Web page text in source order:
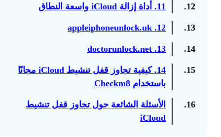
12. 11. أداة إزالة iCloud واسعة النطاق
13.
12. appleiphoneunlock.uk
14.
13. doctorunlock.net
15.
14. كيفية تجاوز قفل تنشيط iCloud مجانًا
باستخدام Checkm8
16.
الأسئلة الشائعة حول تجاوز قفل تنشيط
iCloud